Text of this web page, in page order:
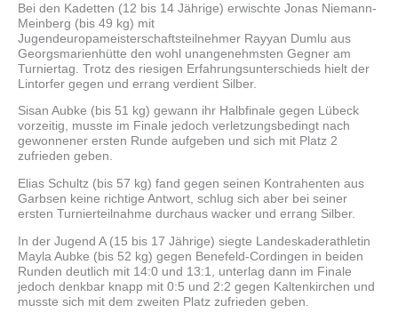
Bei den Kadetten (12 bis 14 Jährige) erwischte Jonas Niemann-
Meinberg (bis 49 kg) mit
Jugendeuropameisterschaftsteilnehmer Rayyan Dumlu aus
Georgsmarienhütte den wohl unangenehmsten Gegner am
Turniertag. Trotz des riesigen Erfahrungsunterschieds hielt der
Lintorfer gegen und errang verdient Silber.
Sisan Aubke (bis 51 kg) gewann ihr Halbfinale gegen Lübeck
vorzeitig, musste im Finale jedoch verletzungsbedingt nach
gewonnener ersten Runde aufgeben und sich mit Platz 2
zufrieden geben.
Elias Schultz (bis 57 kg) fand gegen seinen Kontrahenten aus
Garbsen keine richtige Antwort, schlug sich aber bei seiner
ersten Turnierteilnahme durchaus wacker und errang Silber.
In der Jugend A (15 bis 17 Jährige) siegte Landeskaderathletin
Mayla Aubke (bis 52 kg) gegen Benefeld-Cordingen in beiden
Runden deutlich mit 14:0 und 13:1, unterlag dann im Finale
jedoch denkbar knapp mit 0:5 und 2:2 gegen Kaltenkirchen und
musste sich mit dem zweiten Platz zufrieden geben.